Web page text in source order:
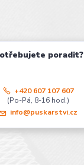
poradit?
+420 607 107 607
(Po-Pá, 8-16 hod.)
info@puskarstvi.cz